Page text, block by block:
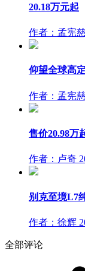
20.18万元起
作者：孟宪
仰望全球高
作者：孟宪
售价20.98万
作者：卢奇
别克至境L7
作者：徐辉
全部评论